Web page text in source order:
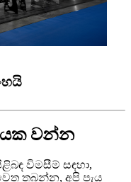
වන්න
විමසීම් සඳහා,
තබන්න, අපි පැය